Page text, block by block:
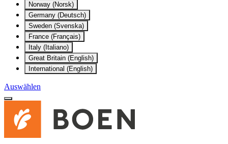
Norway (Norsk)
Germany (Deutsch)
Sweden (Svenska)
France (Français)
Italy (Italiano)
Great Britain (English)
International (English)
Auswählen